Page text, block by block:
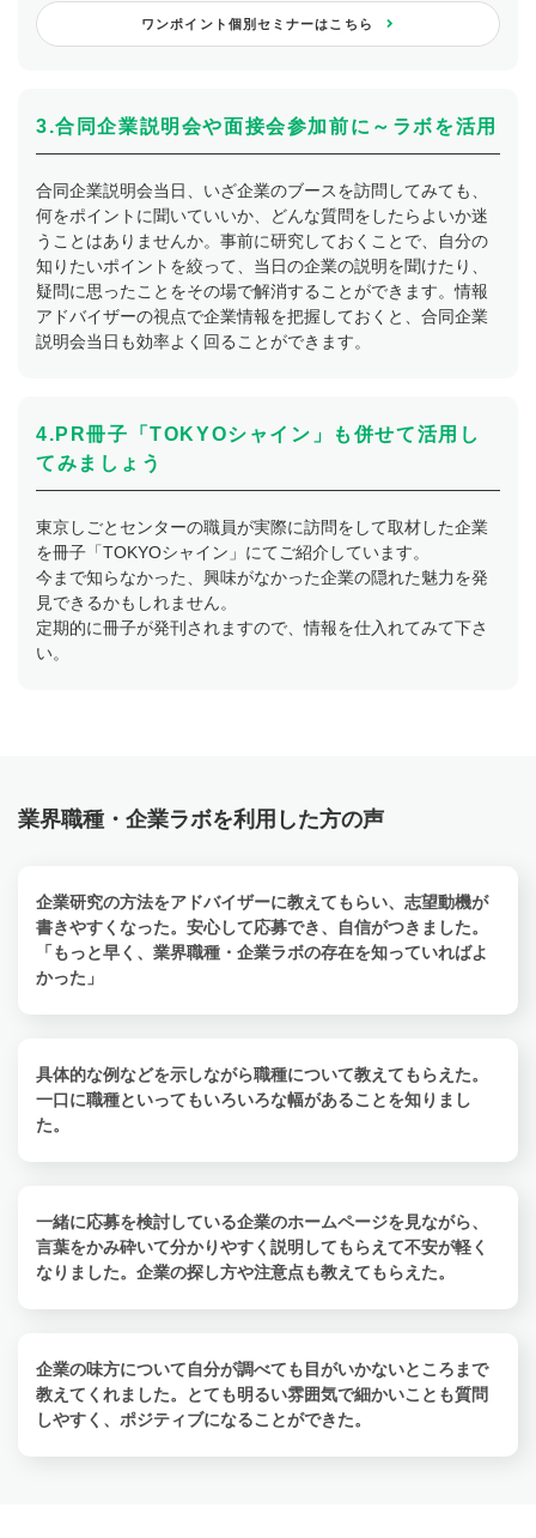
ワンポイント個別セミナーはこちら
3.合同企業説明会や面接会参加前に～ラボを活用
合同企業説明会当日、いざ企業のブースを訪問してみても、
何をポイントに聞いていいか、どんな質問をしたらよいか迷
うことはありませんか。事前に研究しておくことで、自分の
知りたいポイントを絞って、当日の企業の説明を聞けたり、
疑問に思ったことをその場で解消することができます。情報
アドバイザーの視点で企業情報を把握しておくと、合同企業
説明会当日も効率よく回ることができます。
4.PR冊子「TOKYOシャイン」も併せて活用し
てみましょう
東京しごとセンターの職員が実際に訪問をして取材した企業
を冊子「TOKYOシャイン」にてご紹介しています。
今まで知らなかった、興味がなかった企業の隠れた魅力を発
見できるかもしれません。
定期的に冊子が発刊されますので、情報を仕入れてみて下さ
い。
業界職種・企業ラボを利用した方の声
企業研究の方法をアドバイザーに教えてもらい、志望動機が
書きやすくなった。安心して応募でき、自信がつきました。
「もっと早く、業界職種・企業ラボの存在を知っていればよ
かった」
具体的な例などを示しながら職種について教えてもらえた。
一口に職種といってもいろいろな幅があることを知りまし
た。
一緒に応募を検討している企業のホームページを見ながら、
言葉をかみ砕いて分かりやすく説明してもらえて不安が軽く
なりました。企業の探し方や注意点も教えてもらえた。
企業の味方について自分が調べても目がいかないところまで
教えてくれました。とても明るい雰囲気で細かいことも質問
しやすく、ポジティブになることができた。